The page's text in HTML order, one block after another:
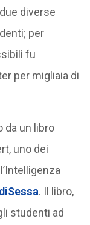
diverse
per
fu
per migliaia di
da un libro
uno dei
. Il libro,
studenti ad